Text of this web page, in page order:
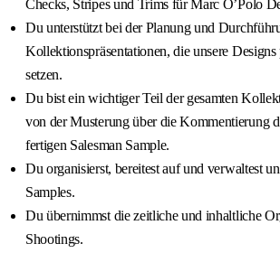
Checks, Stripes und Trims für Marc O’Polo
Du unterstützt bei der Planung und
Kollektionspräsentationen, die unsere
setzen.
Du bist ein wichtiger Teil der gesamten
von der Musterung über die Kommentierung
fertigen Salesman Sample.
Du organisierst, bereitest auf und verwaltest
Samples.
Du übernimmst die zeitliche und inhaltliche
Shootings.